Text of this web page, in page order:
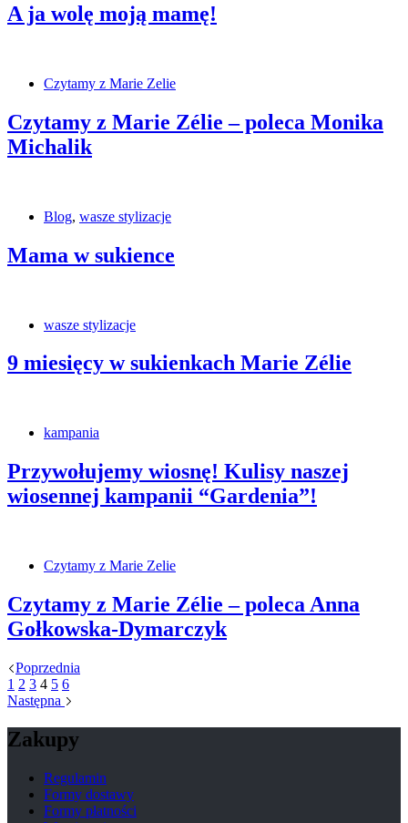
A ja wolę moją mamę!
Czytamy z Marie Zelie
Czytamy z Marie Zélie – poleca Monika
Michalik
Blog, wasze stylizacje
Mama w sukience
wasze stylizacje
9 miesięcy w sukienkach Marie Zélie
kampania
Przywołujemy wiosnę! Kulisy naszej
wiosennej kampanii “Gardenia”!
Czytamy z Marie Zelie
Czytamy z Marie Zélie – poleca Anna
Gołkowska-Dymarczyk
Poprzednia
1 2 3 4 5 6
Następna
Zakupy
Regulamin
Formy dostawy
Formy płatności